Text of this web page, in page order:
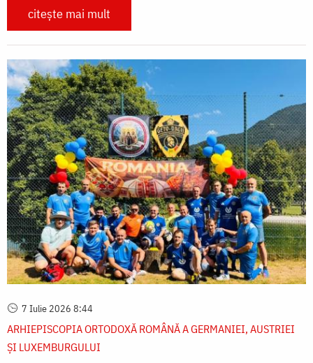
citește mai mult
7 Iulie 2026 8:44
ARHIEPISCOPIA ORTODOXĂ ROMÂNĂ A GERMANIEI, AUSTRIEI
ŞI LUXEMBURGULUI